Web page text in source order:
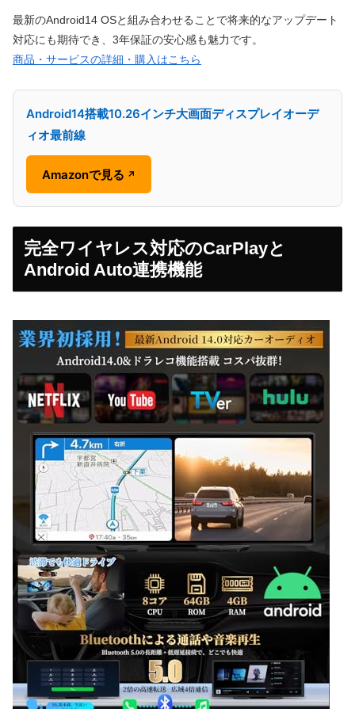
最新のAndroid14 OSと組み合わせることで将来的なアップデート
対応にも期待でき、3年保証の安心感も魅力です。
商品・サービスの詳細・購入はこちら
Android14搭載10.26インチ大画面ディスプレイオーデ
ィオ最前線
Amazonで見る ↗
完全ワイヤレス対応のCarPlayと
Android Auto連携機能